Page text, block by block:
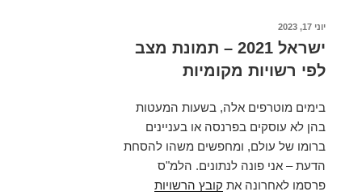
פורסם
יוני 17, 2023
ישראל 2021 – תמונת מצב
לפי רשויות מקומיות
בימים מוטרפים אלה, בשעות המעטות
בהן לא עוסקים בפרנסה או בעניינים
ברומו של עולם, ומחפשים משהו להסחת
הדעת – אני פונה לנתונים. הלמ"ס
פרסמו לאחרונה את קובץ הרשויות